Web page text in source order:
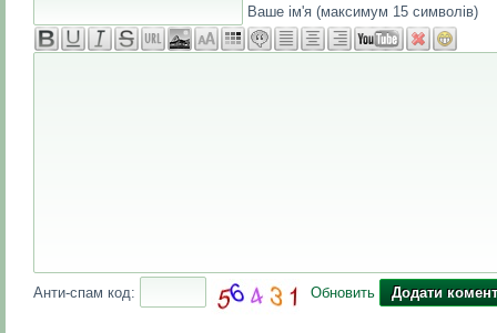
Ваше ім'я (максимум 15 символів)
Анти-спам код: Обновить